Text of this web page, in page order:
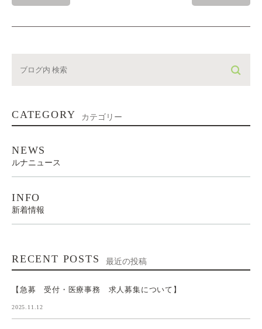
CATEGORY カテゴリー
NEWS
ルナニュース
INFO
新着情報
RECENT POSTS 最近の投稿
【急募 受付・医療事務 求人募集について】
2025.11.12